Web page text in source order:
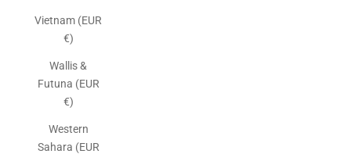
Vietnam (EUR
€)
Wallis &
Futuna (EUR
€)
Western
Sahara (EUR